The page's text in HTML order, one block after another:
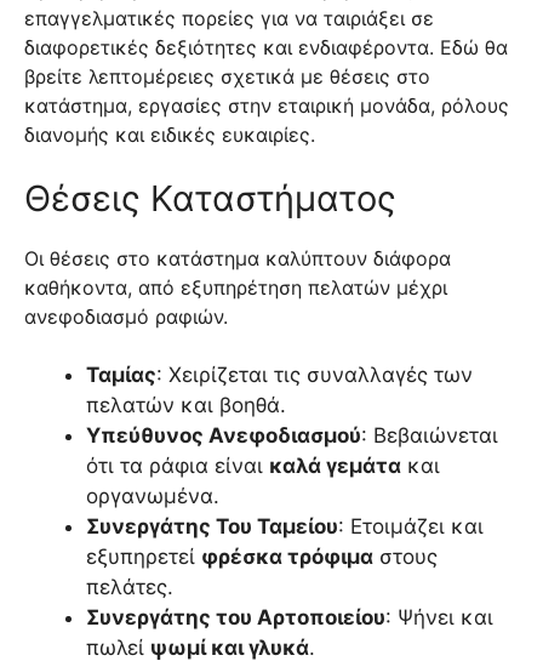
επαγγελματικές πορείες για να ταιριάξει σε
διαφορετικές δεξιότητες και ενδιαφέροντα. Εδώ θα
βρείτε λεπτομέρειες σχετικά με θέσεις στο
κατάστημα, εργασίες στην εταιρική μονάδα, ρόλους
διανομής και ειδικές ευκαιρίες.
Θέσεις Καταστήματος
Οι θέσεις στο κατάστημα καλύπτουν διάφορα
καθήκοντα, από εξυπηρέτηση πελατών μέχρι
ανεφοδιασμό ραφιών.
Ταμίας: Χειρίζεται τις συναλλαγές των
πελατών και βοηθά.
Υπεύθυνος Ανεφοδιασμού: Βεβαιώνεται
ότι τα ράφια είναι καλά γεμάτα και
οργανωμένα.
Συνεργάτης Του Ταμείου: Ετοιμάζει και
εξυπηρετεί φρέσκα τρόφιμα στους
πελάτες.
Συνεργάτης του Αρτοποιείου: Ψήνει και
πωλεί ψωμί και γλυκά.